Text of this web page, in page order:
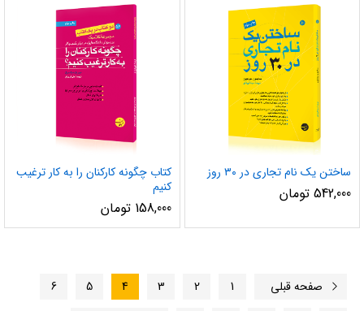
ساختن یک نام تجاری در ۳۰ روز
542,000 تومان
کتاب چگونه کارکنان را به کار ترغیب
کنیم
158,000 تومان
صفحه قبلی 1
2
3
4
5
6